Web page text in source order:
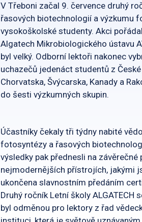
V Třeboni začal 9. července druhý
řasových biotechnologií a výzkumu
vysokoškolské studenty. Akci
Algatech Mikrobiologického ústavu
byl velký. Odborní lektoři nakonec
uchazečů jedenáct studentů z České
Chorvatska, Švýcarska, Kanady a
do šesti výzkumných skupin.
Účastníky čekaly tři týdny nabité
fotosyntézy a řasových
výsledky pak přednesli na
nejmodernějších přístrojích, jakými
ukončena slavnostním předáním
Druhý ročník Letní školy
byl odměnou pro lektory z řad